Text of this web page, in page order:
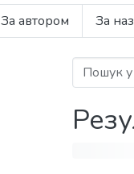
За автором За